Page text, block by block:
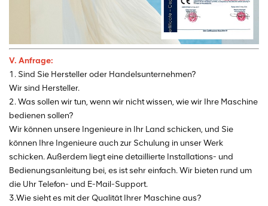
V. Anfrage:
1. Sind Sie Hersteller oder Handelsunternehmen?
Wir sind Hersteller.
2. Was sollen wir tun, wenn wir nicht wissen, wie wir Ihre Maschine
bedienen sollen?
Wir können unsere Ingenieure in Ihr Land schicken, und Sie
können Ihre Ingenieure auch zur Schulung in unser Werk
schicken. Außerdem liegt eine detaillierte Installations- und
Bedienungsanleitung bei, es ist sehr einfach. Wir bieten rund um
die Uhr Telefon- und E-Mail-Support.
3.Wie sieht es mit der Qualität Ihrer Maschine aus?